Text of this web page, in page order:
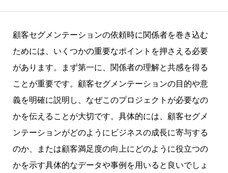
コンサルティング
顧客セグメンテーションの依頼時に関係者を巻き込む
ためには、いくつかの重要なポイントを押さえる必要
があります。まず第一に、関係者の理解と共感を得る
ことが重要です。顧客セグメンテーションの目的や意
義を明確に説明し、なぜこのプロジェクトが必要なの
かを伝えることが大切です。具体的には、顧客セグメ
ンテーションがどのようにビジネスの成長に寄与する
のか、または顧客満足度の向上にどのように役立つの
かを示す具体的なデータや事例を用いると良いでしょ